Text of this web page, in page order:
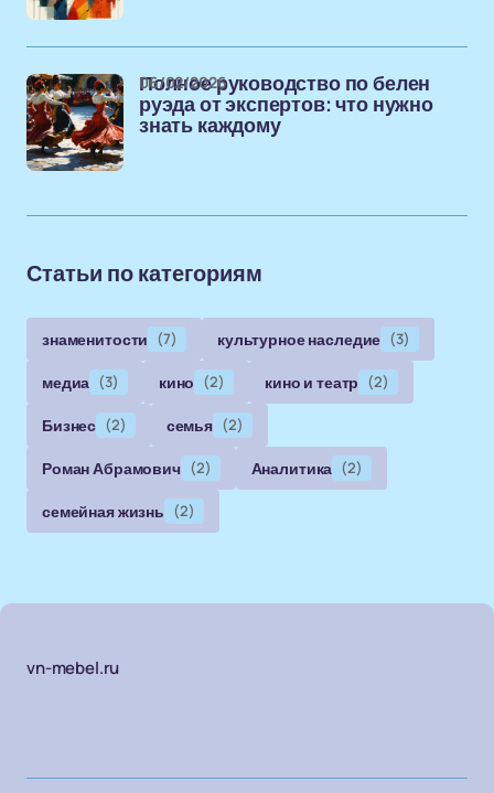
Полное руководство по белен
руэда от экспертов: что нужно
знать каждому
06/02/2026
Статьи по категориям
знаменитости (7) культурное наследие (3)
медиа (3) кино (2) кино и театр (2)
Бизнес (2) семья (2)
Роман Абрамович (2) Аналитика (2)
семейная жизнь (2)
vn-mebel.ru